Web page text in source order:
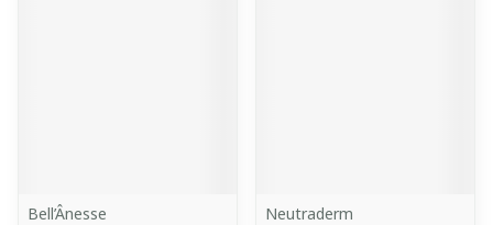
Bell’Ânesse
Neutraderm